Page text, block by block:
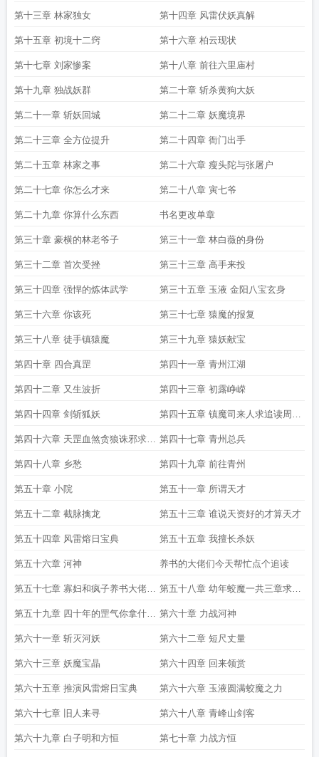
第十三章 林家独女 第十四章 风雷伏妖真解
第十五章 初境十二窍 第十六章 柏云现状
第十七章 刘家惨案 第十八章 前往六里庙村
第十九章 独战妖群 第二十章 斩杀黄狗大妖
第二十一章 斩妖回城 第二十二章 妖魔境界
第二十三章 全方位提升 第二十四章 衙门出手
第二十五章 林家之事 第二十六章 瘦头陀与张屠户
第二十七章 你怎么才来 第二十八章 寅七爷
第二十九章 你算什么东西 书名更改单章
第三十章 豪横的林老爷子 第三十一章 林白薇的身份
第三十二章 首次受挫 第三十三章 高手来投
第三十四章 强悍的炼体武学 第三十五章 玉液 金阳八宝玄身
第三十六章 你该死 第三十七章 猿魔的报复
第三十八章 徒手镇猿魔 第三十九章 猿妖献宝
第四十章 四合真罡 第四十一章 青州江湖
第四十二章 又生波折 第四十三章 初露峥嵘
第四十四章 剑斩狐妖 第四十五章 镇魔司来人求追读周二
求追读
第四十六章 天罡血煞贪狼诛邪求追
读求追读
第四十七章 青州总兵
第四十八章 乡愁 第四十九章 前往青州
第五十章 小院 第五十一章 所谓天才
第五十二章 截脉擒龙 第五十三章 谁说天资好的才算天才
第五十四章 风雷熔日宝典 第五十五章 我擅长杀妖
第五十六章 河神 养书的大佬们今天帮忙点个追读
第五十七章 寡妇和疯子养书大佬们
今天帮忙点点追读
第五十八章 幼年蛟魔一共三章求求
点到最后
第五十九章 四十年的罡气你拿什么
挡感谢感谢
第六十章 力战河神
第六十一章 斩灭河妖 第六十二章 短尺丈量
第六十三章 妖魔宝晶 第六十四章 回来领赏
第六十五章 推演风雷熔日宝典 第六十六章 玉液圆满蛟魔之力
第六十七章 旧人来寻 第六十八章 青峰山剑客
第六十九章 白子明和方恒 第七十章 力战方恒